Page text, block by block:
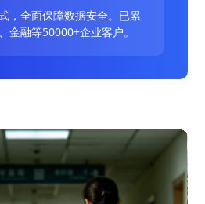
，全面保障数据安全。已累
金融等50000+企业客户。